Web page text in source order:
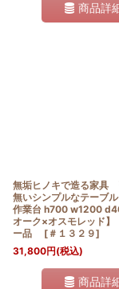
商品詳
無垢ヒノキで造る家具
無いシンプルなテーブ
作業台 h700 w1200
オーク×オスモレッド
ー品
[ ＃１３２９]
31,800円(税込)
商品詳